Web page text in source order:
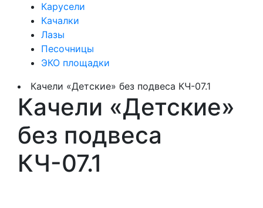
Карусели
Качалки
Лазы
Песочницы
ЭКО площадки
Качели «Детские» без подвеса КЧ-07.1
Качели «Детские»
без подвеса
КЧ-07.1